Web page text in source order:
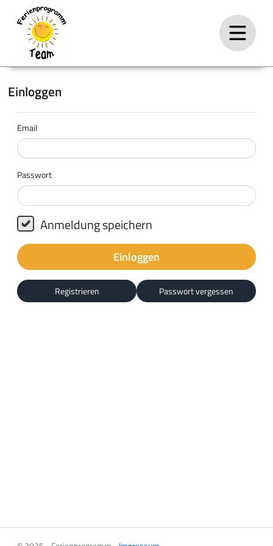
Einloggen
Email
Passwort
Anmeldung speichern
Einloggen
Registrieren Passwort vergessen